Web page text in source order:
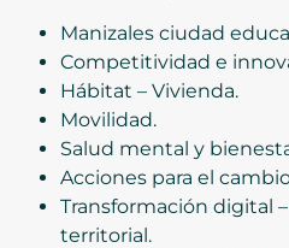
Manizales ciudad
Competitividad e
Hábitat – Vivienda.
Movilidad.
Salud mental y
Acciones para el
Transformación digital
territorial.